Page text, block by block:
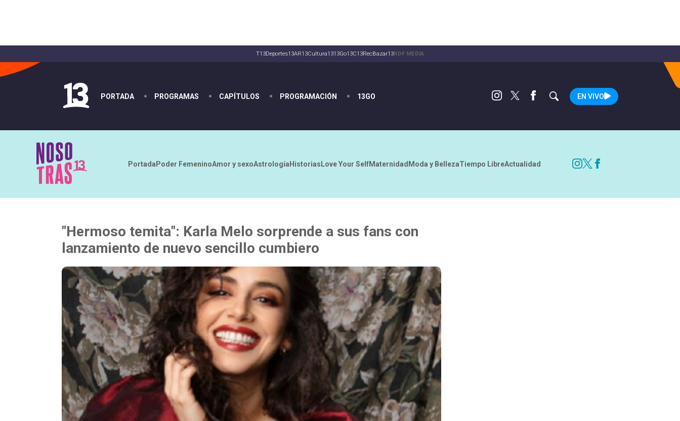
T13Deportes13AR13Cultura1313Go13C13RecBazar13RDF MEDIA
PORTADA PROGRAMAS CAPÍTULOS PROGRAMACIÓN 13GO EN VIVO
Portada Poder FemeninoAmor y sexoAstrología Historias Love Your SelfMaternidad Moda y BellezaTiempo LibreActualidad
"Hermoso temita": Karla Melo sorprende a sus fans con
lanzamiento de nuevo sencillo cumbiero